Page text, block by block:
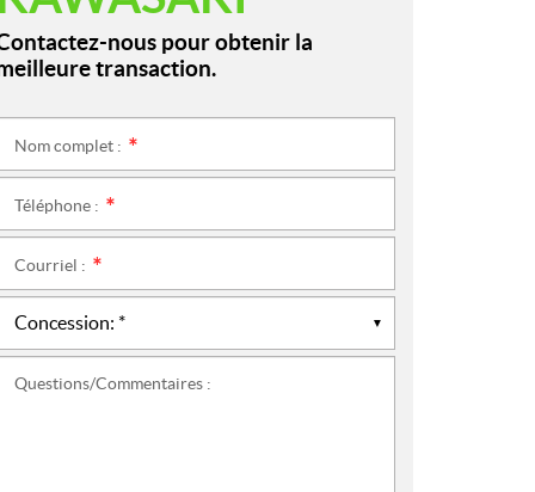
nous pour obtenir la
transaction.
Nom complet :
Téléphone :
Courriel :
Questions/Commentaires :